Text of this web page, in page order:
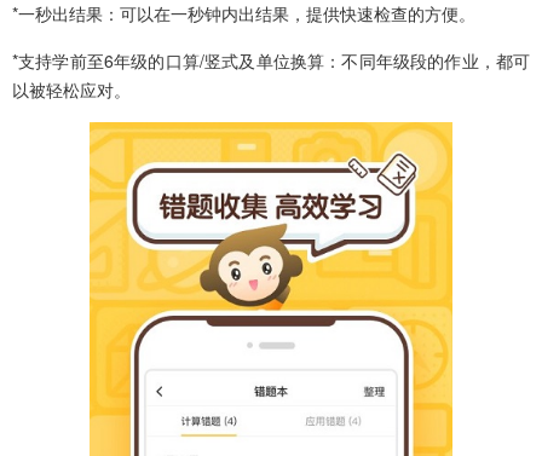
*一秒出结果：可以在一秒钟内出结果，提供快速检查的方便。
*支持学前至6年级的口算/竖式及单位换算：不同年级段的作业，都可
以被轻松应对。